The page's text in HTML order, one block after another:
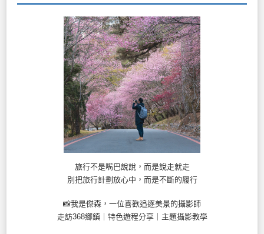
旅行不是嘴巴說說，而是說走就走
別把旅行計劃放心中，而是不斷的履行
📸我是傑森，一位喜歡追逐美景的攝影師
走訪368鄉鎮｜特色遊程分享｜主題攝影教學